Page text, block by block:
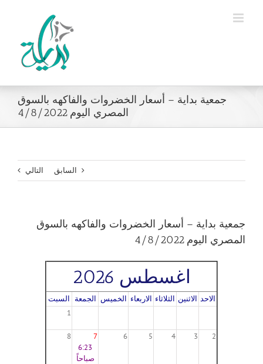
جمعية بداية – أسعار الخضروات والفاكهه بالسوق
المصري اليوم 4/8/2022
السابق التالي
جمعية بداية – أسعار الخضروات والفاكهه بالسوق
المصري اليوم 4/8/2022
اغسطس 2026
الاحد الاثنين الثلاثاء الاربعاء الخميس الجمعة السبت
1
2
3
4
5
6
7
6:23
صباحاً
8